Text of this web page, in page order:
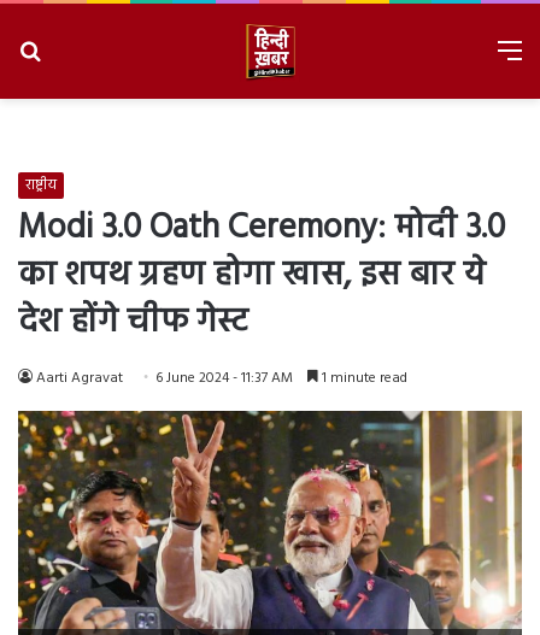
राष्ट्रीय
Modi 3.0 Oath Ceremony: मोदी 3.0
का शपथ ग्रहण होगा खास, इस बार ये
देश होंगे चीफ गेस्ट
Aarti Agravat 6 June 2024 - 11:37 AM 1 minute read